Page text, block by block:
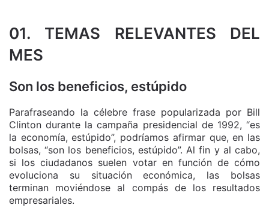
01. TEMAS RELEVANTES DEL
MES
Son los beneficios, estúpido
Parafraseando la célebre frase popularizada por Bill
Clinton durante la campaña presidencial de 1992, “es
la economía, estúpido”, podríamos afirmar que, en las
bolsas, “son los beneficios, estúpido”. Al fin y al cabo,
si los ciudadanos suelen votar en función de cómo
evoluciona su situación económica, las bolsas
terminan moviéndose al compás de los resultados
empresariales.